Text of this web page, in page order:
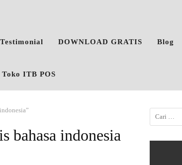
Testimonial DOWNLOAD GRATIS Blog
ITB POS
bahasa indonesia